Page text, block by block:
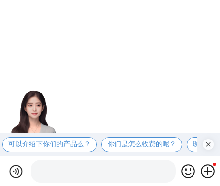
可以介绍下你们的产品么？ 你们是怎么收费的呢？ 现在有